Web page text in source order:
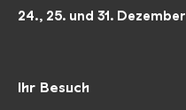
Ihr Besuch
24., 25. und 31. Dezember